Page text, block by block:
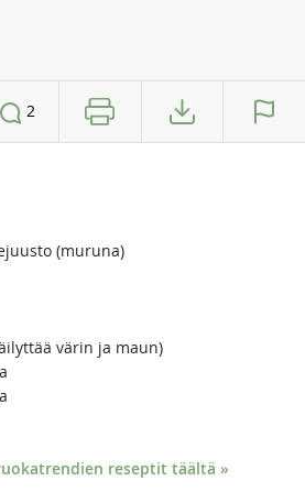
2
(muruna)
värin ja maun)
reseptit täältä »